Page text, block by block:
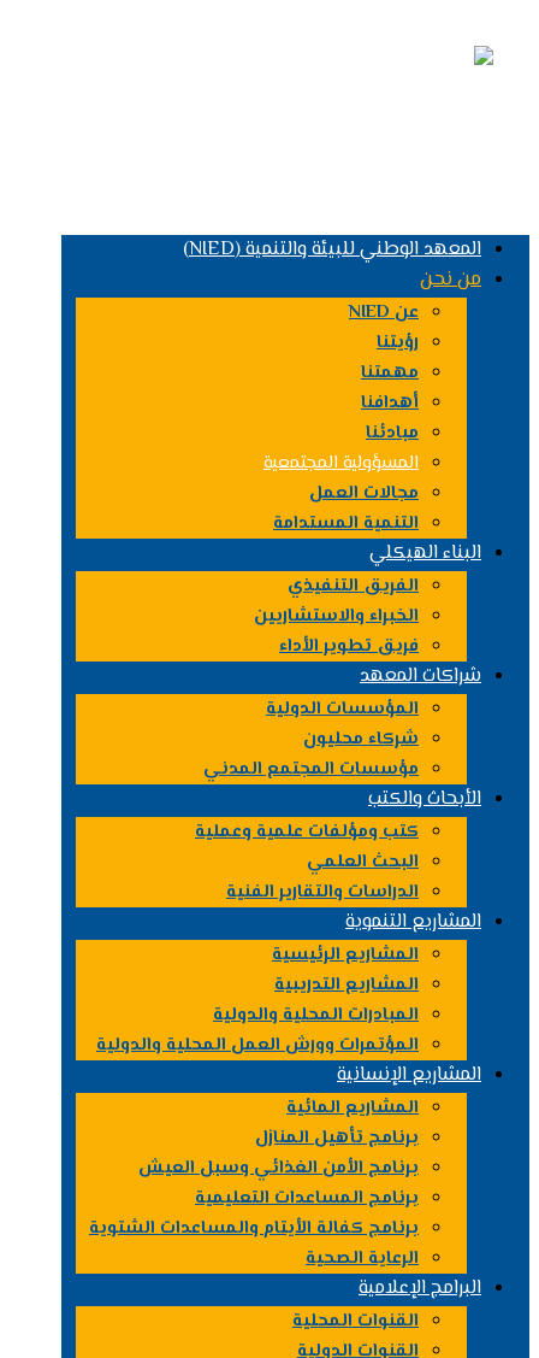
المعهد الوطني للبيئة والتنمية (NIED)
من نحن
عن NIED
رؤيتنا
مهمتنا
أهدافنا
مبادئنا
المسؤولية المجتمعية
مجالات العمل
التنمية المستدامة
البناء الهيكلي
الفريق التنفيذي
الخبراء والاستشاريين
فريق تطوير الأداء
شراكات المعهد
المؤسسات الدولية
شركاء محليون
مؤسسات المجتمع المدني
الأبحاث والكتب
كتب ومؤلفات علمية وعملية
البحث العلمي
الدراسات والتقارير الفنية
المشاريع التنموية
المشاريع الرئيسية
المشاريع التدريبية
المبادرات المحلية والدولية
المؤتمرات وورش العمل المحلية والدولية
المشاريع الإنسانية
المشاريع المائية
برنامج تأهيل المنازل
برنامج الأمن الغذائي وسبل العيش
برنامج المساعدات التعليمية
برنامج كفالة الأيتام والمساعدات الشتوية
الرعاية الصحية
البرامج الإعلامية
القنوات المحلية
القنوات الدولية